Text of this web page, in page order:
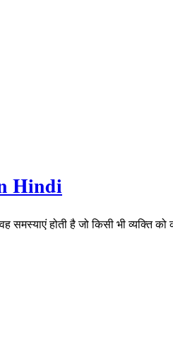
Hindi
समस्याएं होती है जो किसी भी व्यक्ति